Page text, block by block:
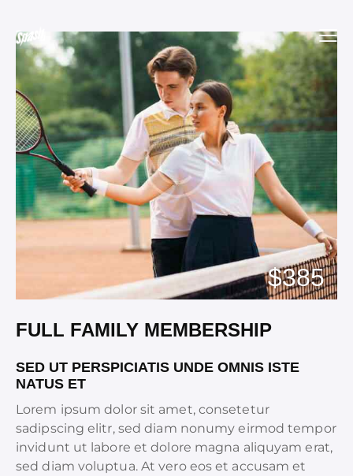
$385
FULL FAMILY MEMBERSHIP
SED UT PERSPICIATIS UNDE OMNIS ISTE
NATUS ET
Lorem ipsum dolor sit amet, consetetur
sadipscing elitr, sed diam nonumy eirmod tempor
invidunt ut labore et dolore magna aliquyam erat,
sed diam voluptua. At vero eos et accusam et